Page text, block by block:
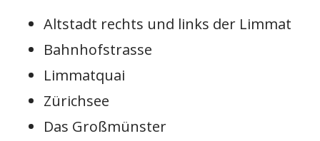
Altstadt rechts und links der Limmat
Bahnhofstrasse
Limmatquai
Zürichsee
Das Großmünster